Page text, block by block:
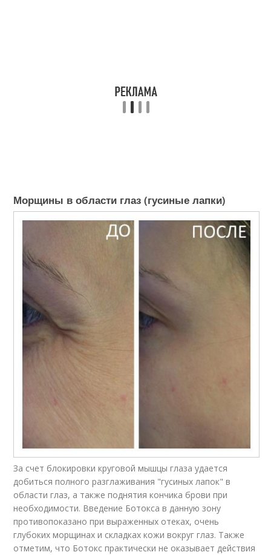
Морщины в области глаз (гусиные лапки)
За счет блокировки круговой мышцы глаза удается
добиться полного разглаживания "гусиных лапок" в
области глаз, а также поднятия кончика брови при
необходимости. Введение Ботокса в данную зону
противопоказано при выраженных отеках, очень
глубоких морщинах и складках кожи вокруг глаз. Также
отметим, что Ботокс практически не оказывает действия